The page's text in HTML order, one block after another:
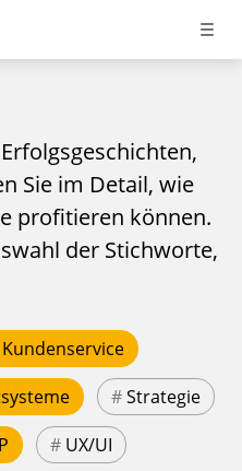
Sie im Detail, wie
profitieren können.
der Stichworte,
Kundenservice
#Strategie
# UX/UI